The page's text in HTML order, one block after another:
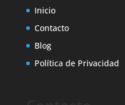
Inicio
Contacto
Blog
Política de Privacidad